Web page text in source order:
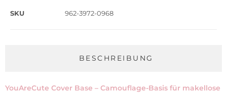
SKU 962-3972-0968
BESCHREIBUNG
YouAreCute Cover Base – Camouflage-Basis für makellose